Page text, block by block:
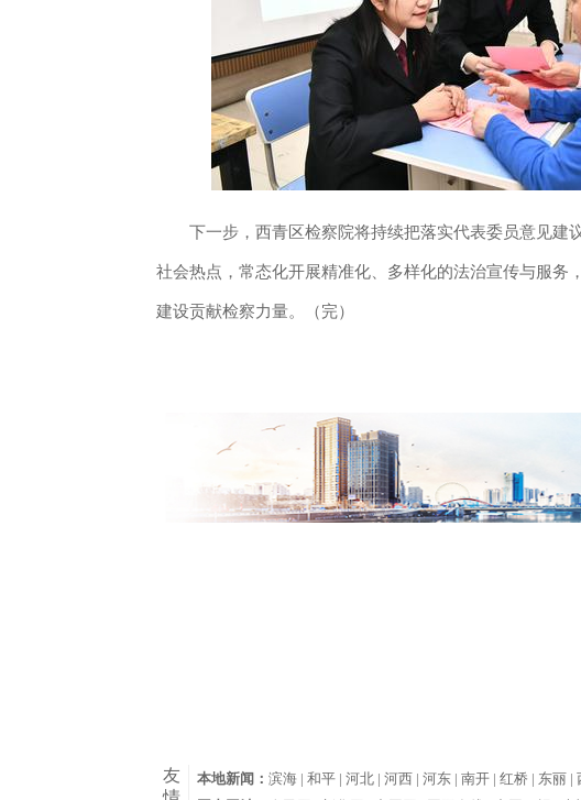
下一步，西青区检察院将持续把落实代表委员意见建
社会热点，常态化开展精准化、多样化的法治宣传与服务
建设贡献检察力量。（完）
友
本地新闻： 滨海 |和平 |河北 |河西 |河东 |南开 |红桥 | 东丽 |